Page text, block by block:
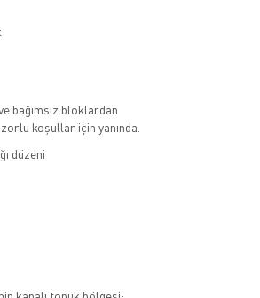
bağımsız bloklardan
koşullar için yanında.
düzeni